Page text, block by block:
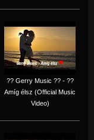
?? Gerry Music ?? - ??
Amíg élsz (Official Music
Video)